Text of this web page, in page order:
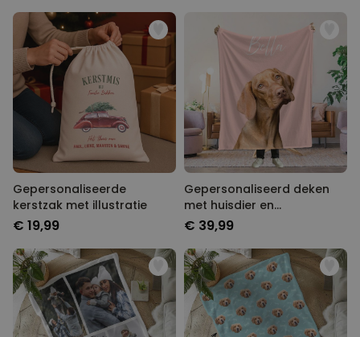
Gepersonaliseerde
kerstzak met illustratie
€ 19,99
Gepersonaliseerd deken
met huisdier en
achtergrond
€ 39,99